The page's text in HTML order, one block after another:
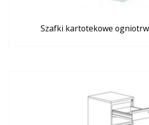
Szafki kartotekowe